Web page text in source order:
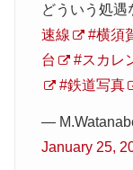
どういう処遇
速線
#横須
台
#スカレ
#鉄道写真
—
January 25,